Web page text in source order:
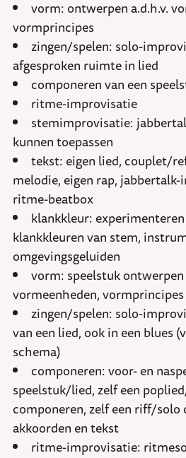
vorm: ontwerpen a.d.h.v.
vormprincipes
zingen/spelen: solo-
afgesproken ruimte in lied
componeren van een
ritme-improvisatie
stemimprovisatie:
kunnen toepassen
tekst: eigen lied, couplet/
melodie, eigen rap,
ritme-beatbox
klankkleur:
klankkleuren van stem,
omgevingsgeluiden
vorm: speelstuk ontwerpen
vormeenheden,
zingen/spelen: solo-
van een lied, ook in een blues
schema)
componeren: voor- en
speelstuk/lied, zelf een
componeren, zelf een riff/solo
akkoorden en tekst
ritme-improvisatie: